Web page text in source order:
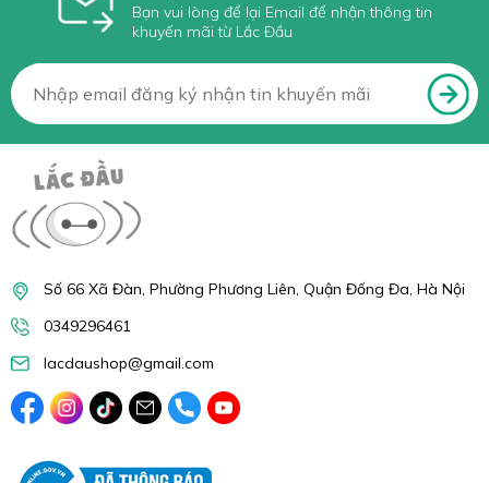
Bạn vui lòng để lại Email để nhận thông tin
khuyến mãi từ Lắc Đầu
Số 66 Xã Đàn, Phường Phương Liên, Quận Đống Đa, Hà Nội
0349296461
lacdaushop@gmail.com